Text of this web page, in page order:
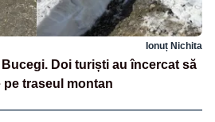
Ionuț Nichita
Doi turiști au încercat să
traseul montan